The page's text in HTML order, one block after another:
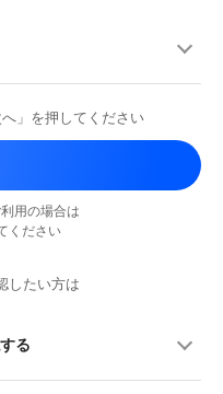
へ」を押してください
利用の場合は
ください
したい方は
る